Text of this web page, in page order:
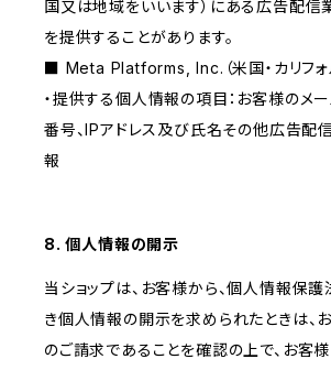
国又は地域をいいます）にある広告配信
を提供することがあります。
■ Meta Platforms, Inc.（米国・カリフォ
・提供する個人情報の項目：お客様のメー
番号、IPアドレス及び氏名その他広告配
報
8. 個人情報の開示
当ショップは、お客様から、個人情報保
き個人情報の開示を求められたときは、
のご請求であることを確認の上で、お客様